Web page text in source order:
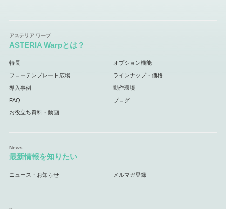
ASTERIA Warpとは？
特長 オプション機能
フローテンプレート広場 ラインナップ・価格
導入事例 動作環境
FAQ ブログ
お役立ち資料・動画
最新情報を知りたい
ニュース・お知らせ メルマガ登録